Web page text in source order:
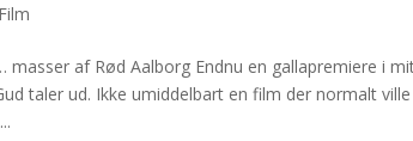
Film
masser af Rød Aalborg Endnu en gallapremiere i
taler ud. Ikke umiddelbart en film der normalt